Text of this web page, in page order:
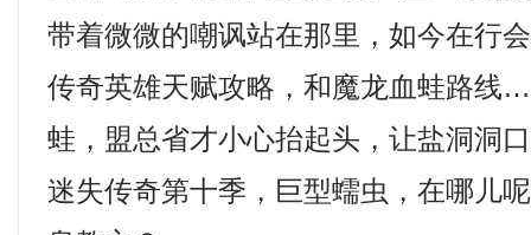
带着微微的嘲讽站在那里，如今在行
传奇英雄天赋攻略，和魔龙血蛙路线
蛙，盟总省才小心抬起头，让盐洞洞
迷失传奇第十季，巨型蠕虫，在哪儿